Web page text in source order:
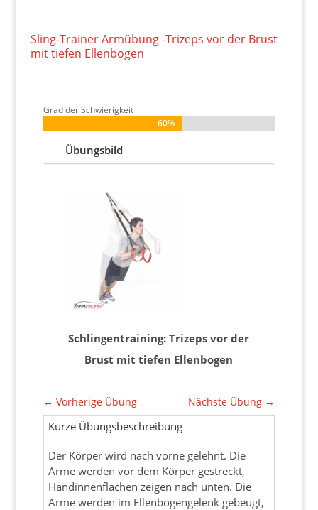
Sling-Trainer Armübung -Trizeps vor der Brust
mit tiefen Ellenbogen
Grad der Schwierigkeit
60%
60%
Übungsbild
Schlingentraining: Trizeps vor der
Brust mit tiefen Ellenbogen
← Vorherige Übung Nächste Übung →
Kurze Übungsbeschreibung
Der Körper wird nach vorne gelehnt. Die
Arme werden vor dem Körper gestreckt,
Handinnenflächen zeigen nach unten. Die
Arme werden im Ellenbogengelenk gebeugt,